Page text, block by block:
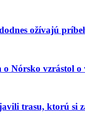
ožívajú
Nórsko vzrástol
trasu, ktorú